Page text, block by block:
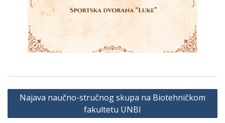
Navigacija
članaka
Najava naučno-stručnog skupa na Biotehničkom
fakultetu UNBI